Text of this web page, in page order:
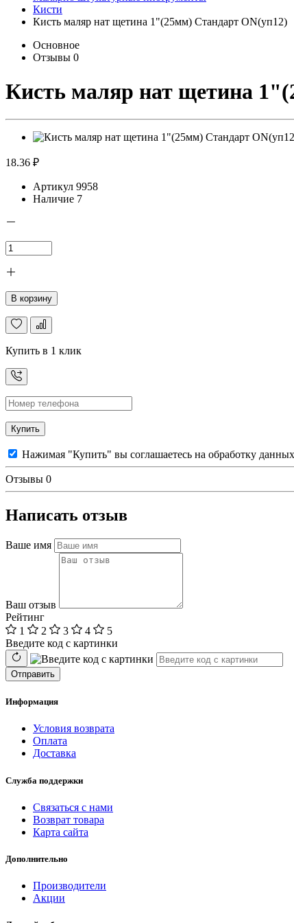
Кисти
Кисть маляр нат щетина 1"(25мм) Стандарт ON(уп12)
Основное
Отзывы 0
Кисть маляр нат щетина
18.36 ₽
Артикул 9958
Наличие 7
В корзину
Купить в 1 клик
Купить
Нажимая "Купить" вы соглашаетесь на обработку данных
Отзывы 0
Написать отзыв
Ваше имя
Ваш отзыв
Рейтинг
1
2 3 4
5
Введите код с картинки
Отправить
Информация
Условия возврата
Оплата
Доставка
Служба поддержки
Связаться с нами
Возврат товара
Карта сайта
Дополнительно
Производители
Акции